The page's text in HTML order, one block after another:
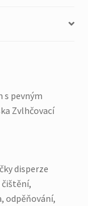
s pevným
Zvlhčovací
disperze
čištění,
odpěňování,